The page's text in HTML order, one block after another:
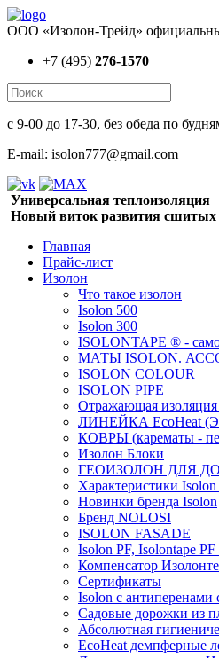
ООО «Изолон-Трейд»
+7 (495) 276-1570
с 9-00 до 17-30, без обеда по
E-mail: isolon777@gmail.com
Универсальная теплоизоляция
Новый виток развития сшитых
Главная
Прайс-лист
Изолон
Что такое изолон
Isolon 500
Isolon 300
ISOLONTAPE ® -
МАТЫ ISOLON.
ISOLON COLOUR
ISOLON PIPE
Отражающая
ЛИНЕЙКА EcoHeat
КОВРЫ (карематы -
Изолон Блоки
ГЕОИЗОЛОН ДЛЯ
Характеристики
Новинки бренда Isolon
Бренд NOLOSI
ISOLON FASADE
Isolon PF, Isolontape
Компенсатор
Сертификаты
Isolon с
Садовые дорожки из
Абсолютная
EcoHeat демпферные